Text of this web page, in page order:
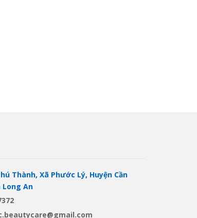
Thành, Xã Phước Lý, Huyện Cần
Long An